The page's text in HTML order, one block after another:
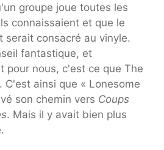
groupe joue toutes les
connaissaient et que le
serait consacré au vinyle.
fantastique, et
pour nous, c'est ce que The
C'est ainsi que « Lonesome
son chemin vers Coups
. Mais il y avait bien plus